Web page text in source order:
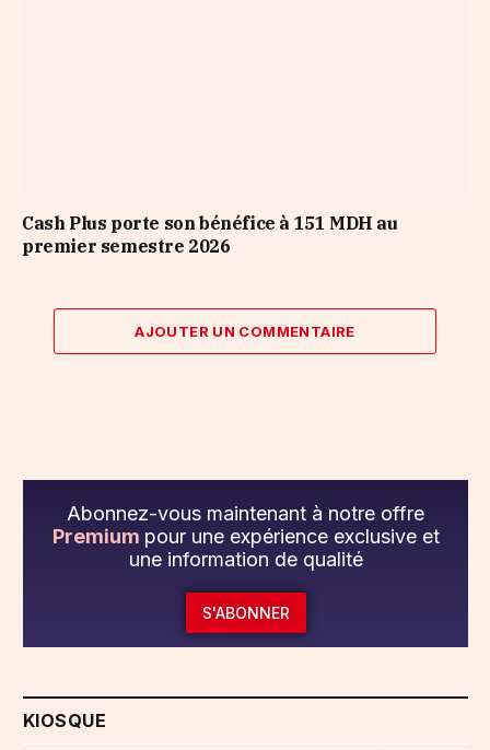
Cash Plus porte son bénéfice à 151 MDH au
premier semestre 2026
AJOUTER UN COMMENTAIRE
Abonnez-vous maintenant à notre offre
Premium pour une expérience exclusive et
une information de qualité
S'ABONNER
KIOSQUE